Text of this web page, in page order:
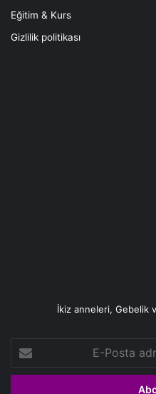
Eğitim & Kurs
Gizlilik politikası
İkiz anneleri, Gebelik
Posta
adresinizi